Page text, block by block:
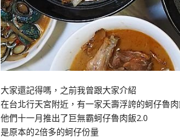
大家還記得嗎，之前我曾跟大家介紹
在台北行天宮附近，有一家夭壽浮誇的蚵仔魯
他們十一月推出了巨無霸蚵仔魯肉飯2.0
是原本的2倍多的蚵仔份量